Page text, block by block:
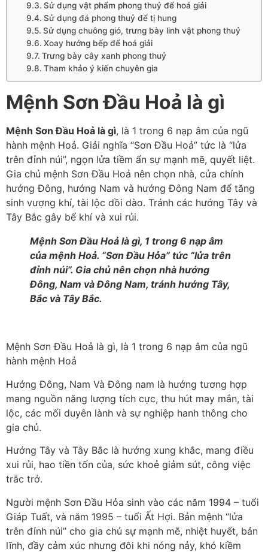
Sử dụng vật phẩm phong thuỷ để hoá giải
Sử dụng đá phong thuỷ để tị hung
Sử dụng chuông gió, trưng bày linh vật phong thuỷ
Xoay hướng bếp để hoá giải
Trưng bày cây xanh phong thuỷ
Tham khảo ý kiến chuyên gia
Mệnh Sơn Đầu Hoả là gì
Mệnh Sơn Đầu Hoả là gì, là 1 trong 6 nạp âm của ngũ
hành mệnh Hoả. Giải nghĩa “Sơn Đầu Hoả” tức là “lửa
trên đỉnh núi”, ngọn lửa tiềm ẩn sự mạnh mẽ, quyết liệt.
Gia chủ mệnh Sơn Đầu Hoả nên chọn nhà, cửa chính
hướng Đông, hướng Nam và hướng Đông Nam để tăng
sinh vượng khí, tài lộc dồi dào. Tránh các hướng Tây và
Tây Bắc gây bể khí và xui rủi.
Mệnh Sơn Đầu Hoả là gì, 1 trong 6 nạp âm
của mệnh Hoả. “Sơn Đầu Hỏa” tức “lửa trên
đỉnh núi”. Gia chủ nên chọn nhà hướng
Đông, Nam và Đông Nam, tránh hướng Tây,
Bắc và Tây Bắc.
Mệnh Sơn Đầu Hoả là gì, là 1 trong 6 nạp âm của ngũ
hành mệnh Hoả
Hướng Đông, Nam Và Đông nam là hướng tương hợp
mang nguồn năng lượng tích cực, thu hút may mắn, tài
lộc, các mối duyên lành và sự nghiệp hanh thông cho
gia chủ.
Hướng Tây và Tây Bắc là hướng xung khắc, mang điều
xui rủi, hao tiền tốn của, sức khoẻ giảm sút, công việc
trắc trở.
Người mệnh Sơn Đầu Hỏa sinh vào các năm 1994 – tuổi
Giáp Tuất, và năm 1995 – tuổi Ất Hợi. Bản mệnh “lửa
trên đỉnh núi” cho gia chủ sự mạnh mẽ, nhiệt huyết, bản
lĩnh, đầy cảm xúc nhưng đôi khi nóng nảy, khó kiềm